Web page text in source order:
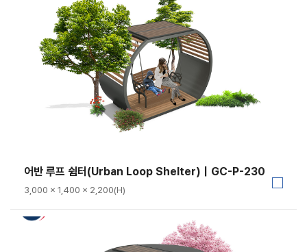
어반 루프 쉼터(Urban Loop Shelter)｜GC-P-230
3,000 × 1,400 × 2,200(H)